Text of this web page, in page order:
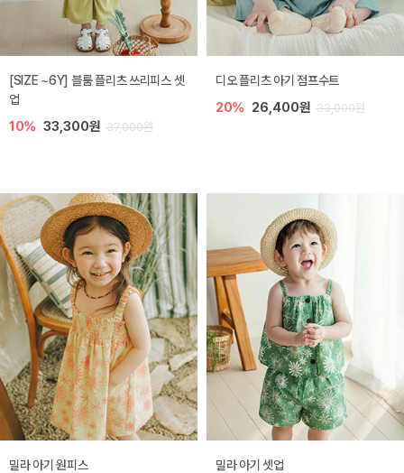
[SIZE ~6Y] 블룸 플리츠 쓰리피스 셋
업
10% 33,300원 37,000원
디오 플리츠 아기 점프수트
20% 26,400원 33,000원
밀라 아기 원피스 밀라 아기 셋업